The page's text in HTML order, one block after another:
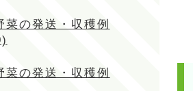
菜の発送・収穫例
菜の発送・収穫例